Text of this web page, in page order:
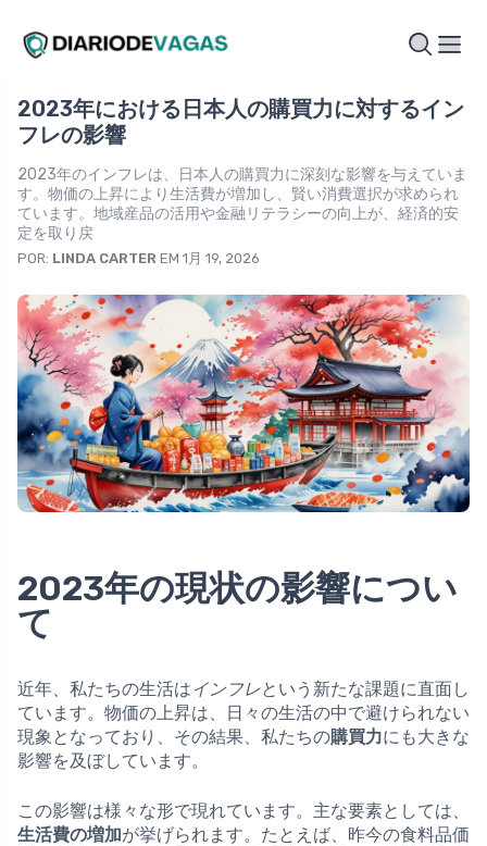
2023年における日本人の購買力に対するイン
フレの影響
2023年のインフレは、日本人の購買力に深刻な影響を与えていま
す。物価の上昇により生活費が増加し、賢い消費選択が求められ
ています。地域産品の活用や金融リテラシーの向上が、経済的安
定を取り戻
POR: LINDA CARTER EM 1月 19, 2026
2023年の現状の影響につい
て
近年、私たちの生活はインフレという新たな課題に直面し
ています。物価の上昇は、日々の生活の中で避けられない
現象となっており、その結果、私たちの購買力にも大きな
影響を及ぼしています。
この影響は様々な形で現れています。主な要素としては、
生活費の増加が挙げられます。たとえば、昨今の食料品価